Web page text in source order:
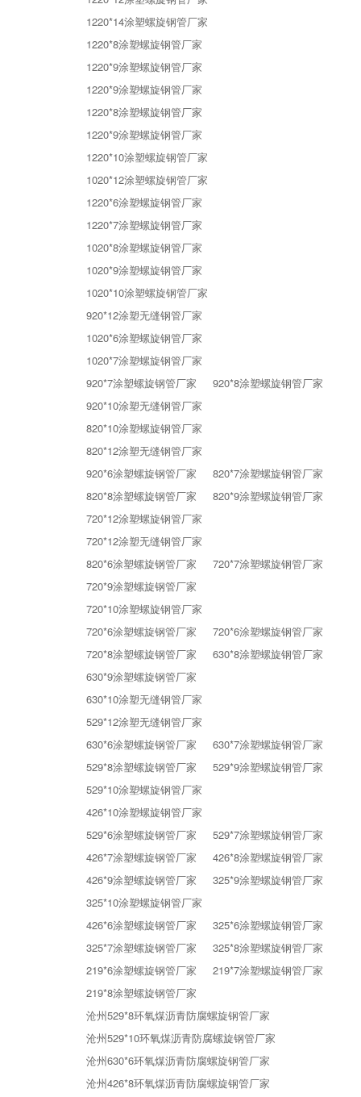
1220*14涂塑螺旋钢管厂家
1220*8涂塑螺旋钢管厂家
1220*9涂塑螺旋钢管厂家
1220*9涂塑螺旋钢管厂家
1220*8涂塑螺旋钢管厂家
1220*9涂塑螺旋钢管厂家
1220*10涂塑螺旋钢管厂家
1020*12涂塑螺旋钢管厂家
1220*6涂塑螺旋钢管厂家
1220*7涂塑螺旋钢管厂家
1020*8涂塑螺旋钢管厂家
1020*9涂塑螺旋钢管厂家
1020*10涂塑螺旋钢管厂家
920*12涂塑无缝钢管厂家
1020*6涂塑螺旋钢管厂家
1020*7涂塑螺旋钢管厂家
920*7涂塑螺旋钢管厂家
920*8涂塑螺旋钢管厂家
920*10涂塑无缝钢管厂家
820*10涂塑螺旋钢管厂家
820*12涂塑无缝钢管厂家
920*6涂塑螺旋钢管厂家
820*7涂塑螺旋钢管厂家
820*8涂塑螺旋钢管厂家
820*9涂塑螺旋钢管厂家
720*12涂塑螺旋钢管厂家
720*12涂塑无缝钢管厂家
820*6涂塑螺旋钢管厂家
720*7涂塑螺旋钢管厂家
720*9涂塑螺旋钢管厂家
720*10涂塑螺旋钢管厂家
720*6涂塑螺旋钢管厂家
720*6涂塑螺旋钢管厂家
720*8涂塑螺旋钢管厂家
630*8涂塑螺旋钢管厂家
630*9涂塑螺旋钢管厂家
630*10涂塑无缝钢管厂家
529*12涂塑无缝钢管厂家
630*6涂塑螺旋钢管厂家
630*7涂塑螺旋钢管厂家
529*8涂塑螺旋钢管厂家
529*9涂塑螺旋钢管厂家
529*10涂塑螺旋钢管厂家
426*10涂塑螺旋钢管厂家
529*6涂塑螺旋钢管厂家
529*7涂塑螺旋钢管厂家
426*7涂塑螺旋钢管厂家
426*8涂塑螺旋钢管厂家
426*9涂塑螺旋钢管厂家
325*9涂塑螺旋钢管厂家
325*10涂塑螺旋钢管厂家
426*6涂塑螺旋钢管厂家
325*6涂塑螺旋钢管厂家
325*7涂塑螺旋钢管厂家
325*8涂塑螺旋钢管厂家
219*6涂塑螺旋钢管厂家
219*7涂塑螺旋钢管厂家
219*8涂塑螺旋钢管厂家
沧州529*8环氧煤沥青防腐螺旋钢管厂家
沧州529*10环氧煤沥青防腐螺旋钢管厂家
沧州630*6环氧煤沥青防腐螺旋钢管厂家
沧州426*8环氧煤沥青防腐螺旋钢管厂家